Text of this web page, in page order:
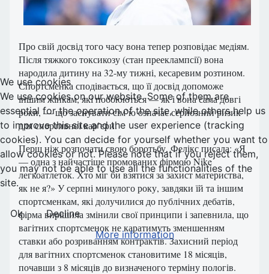
Про свій досвід того часу вона тепер розповідає медіям.
Після тяжкого токсикозу (стан прееклампсії) вона
народила дитину на 32-му тижні, кесаревим розтином.
Спортсменка сподівається, що її досвід допоможе
іншим жінкам, які побоюються — як і вона сама довгі
роки, — що заснувати сім’ю означає серйозний ризик
для спортивної кар’єри.
Перш ніж розпочати свою боротьбу, Фелікс писала: «Я
— одна з найчастіше промованих фірмою Nike
легкоатлеток. Хто міг би взятися за захист материства,
як не я?» У серпні минулого року, завдяки їй та іншим
спортсменкам, які долучилися до публічних дебатів,
фірма вирішила змінили свої принципи і запевнила, що
вагітних спортсменок не каратимуть зменшенням
ставки або розриванням контрактів. Захисний період
для вагітних спортсменок становитиме 18 місяців,
почавши з 8 місяців до визначеного терміну пологів.
We use cookies
We use cookies on our website. Some of them are
essential for the operation of the site, while others help us
to improve this site and the user experience (tracking
cookies). You can decide for yourself whether you want to
allow cookies or not. Please note that if you reject them,
you may not be able to use all the functionalities of the
site.
Ok
Decline
More information